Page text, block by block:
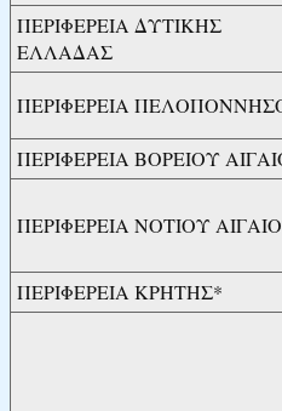
ΠΕΡΙΦΕΡΕΙΑ ΔΥΤΙΚΗΣ
ΕΛΛΑΔΑΣ
ΠΕΡΙΦΕΡΕΙΑ
ΠΕΡΙΦΕΡΕΙΑ ΒΟΡΕΙΟΥ
ΠΕΡΙΦΕΡΕΙΑ ΝΟΤΙΟΥ
ΠΕΡΙΦΕΡΕΙΑ ΚΡΗΤΗΣ*